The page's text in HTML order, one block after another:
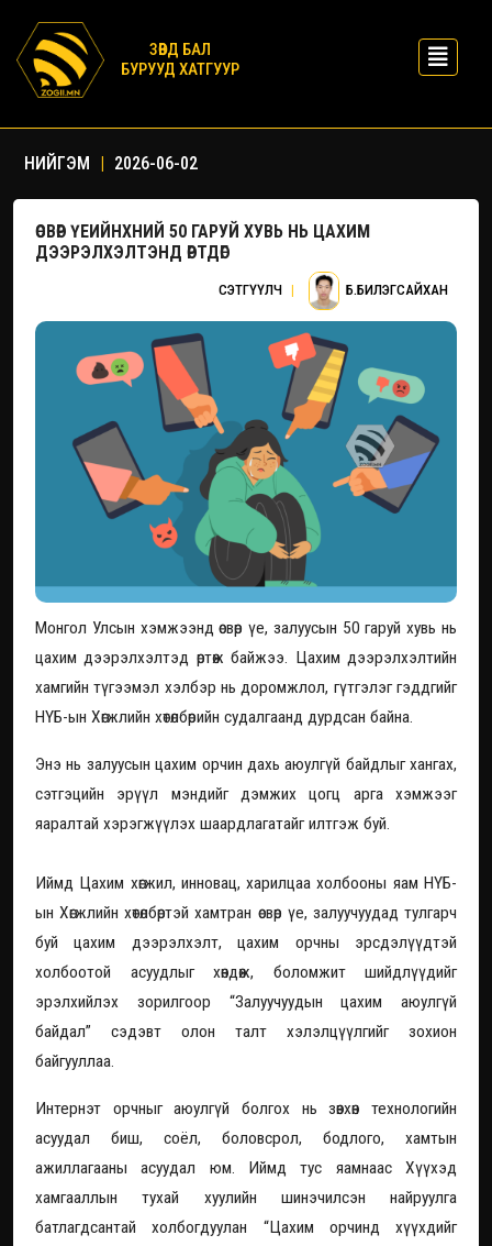
ЗӨВД БАЛ
БУРУУД ХАТГУУР
НИЙГЭМ | 2026-06-02
ӨСВӨР ҮЕИЙНХНИЙ 50 ГАРУЙ ХУВЬ НЬ ЦАХИМ
ДЭЭРЭЛХЭЛТЭНД ӨРТДӨГ
СЭТГҮҮЛЧ | Б.БИЛЭГСАЙХАН
Монгол Улсын хэмжээнд өсвөр үе, залуусын 50 гаруй хувь нь
цахим дээрэлхэлтэд өртөж байжээ. Цахим дээрэлхэлтийн
хамгийн түгээмэл хэлбэр нь доромжлол, гүтгэлэг гэддгийг
НҮБ-ын Хөгжлийн хөтөлбөрийн судалгаанд дурдсан байна.
Энэ нь залуусын цахим орчин дахь аюулгүй байдлыг хангах,
сэтгэцийн эрүүл мэндийг дэмжих цогц арга хэмжээг
яаралтай хэрэгжүүлэх шаардлагатайг илтгэж буй.
Иймд Цахим хөгжил, инновац, харилцаа холбооны яам НҮБ-
ын Хөгжлийн хөтөлбөртэй хамтран өсвөр үе, залуучуудад тулгарч
буй цахим дээрэлхэлт, цахим орчны эрсдэлүүдтэй
холбоотой асуудлыг хөндөж, боломжит шийдлүүдийг
эрэлхийлэх зорилгоор “Залуучуудын цахим аюулгүй
байдал” сэдэвт олон талт хэлэлцүүлгийг зохион
байгууллаа.
Интернэт орчныг аюулгүй болгох нь зөвхөн технологийн
асуудал биш, соёл, боловсрол, бодлого, хамтын
ажиллагааны асуудал юм. Иймд тус яамнаас Хүүхэд
хамгааллын тухай хуулийн шинэчилсэн найруулга
батлагдсантай холбогдуулан “Цахим орчинд хүүхдийг